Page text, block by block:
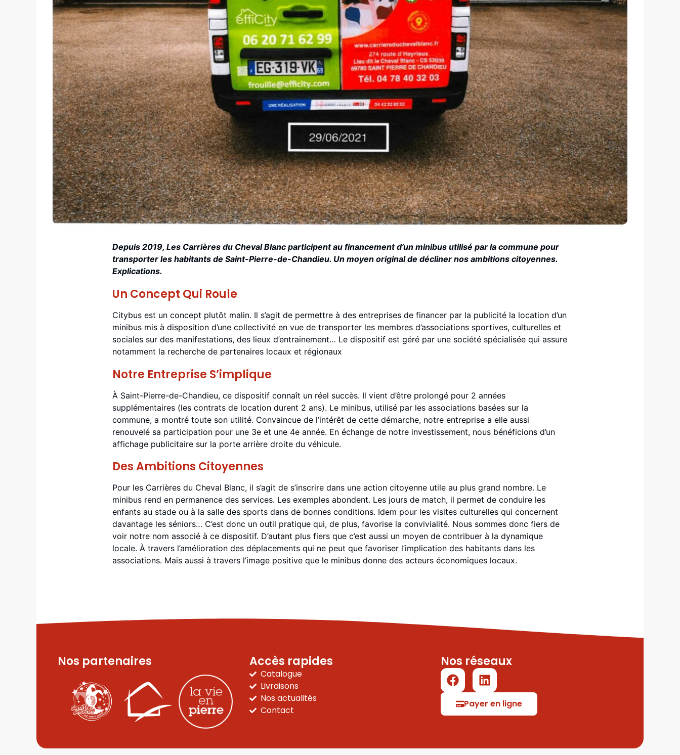
Depuis 2019, Les Carrières du Cheval Blanc participent au financement d’un minibus utilisé par la commune pour
transporter les habitants de Saint-Pierre-de-Chandieu. Un moyen original de décliner nos ambitions citoyennes.
Explications.
Un Concept Qui Roule
Citybus est un concept plutôt malin. Il s’agit de permettre à des entreprises de financer par la publicité la location d’un
minibus mis à disposition d’une collectivité en vue de transporter les membres d’associations sportives, culturelles et
sociales sur des manifestations, des lieux d’entrainement… Le dispositif est géré par une société spécialisée qui assure
notamment la recherche de partenaires locaux et régionaux
Notre Entreprise S’implique
À Saint-Pierre-de-Chandieu, ce dispositif connaît un réel succès. Il vient d’être prolongé pour 2 années
supplémentaires (les contrats de location durent 2 ans). Le minibus, utilisé par les associations basées sur la
commune, a montré toute son utilité. Convaincue de l’intérêt de cette démarche, notre entreprise a elle aussi
renouvelé sa participation pour une 3e et une 4e année. En échange de notre investissement, nous bénéficions d’un
affichage publicitaire sur la porte arrière droite du véhicule.
Des Ambitions Citoyennes
Pour les Carrières du Cheval Blanc, il s’agit de s’inscrire dans une action citoyenne utile au plus grand nombre. Le
minibus rend en permanence des services. Les exemples abondent. Les jours de match, il permet de conduire les
enfants au stade ou à la salle des sports dans de bonnes conditions. Idem pour les visites culturelles qui concernent
davantage les séniors… C’est donc un outil pratique qui, de plus, favorise la convivialité. Nous sommes donc fiers de
voir notre nom associé à ce dispositif. D’autant plus fiers que c’est aussi un moyen de contribuer à la dynamique
locale. À travers l’amélioration des déplacements qui ne peut que favoriser l’implication des habitants dans les
associations. Mais aussi à travers l’image positive que le minibus donne des acteurs économiques locaux.
Nos partenaires Accès rapides
Catalogue
Livraisons
Nos actualités
Contact
Nos réseaux
Payer en ligne